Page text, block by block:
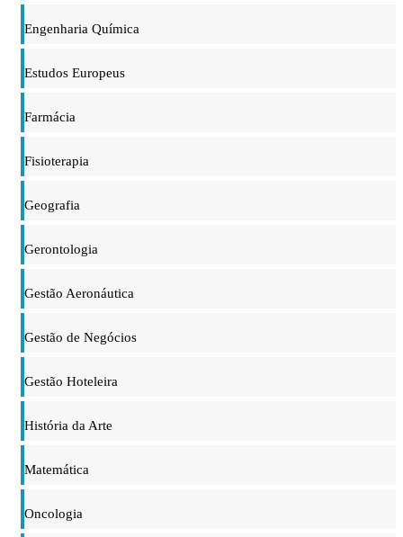
Engenharia Química
Estudos Europeus
Farmácia
Fisioterapia
Geografia
Gerontologia
Gestão Aeronáutica
Gestão de Negócios
Gestão Hoteleira
História da Arte
Matemática
Oncologia